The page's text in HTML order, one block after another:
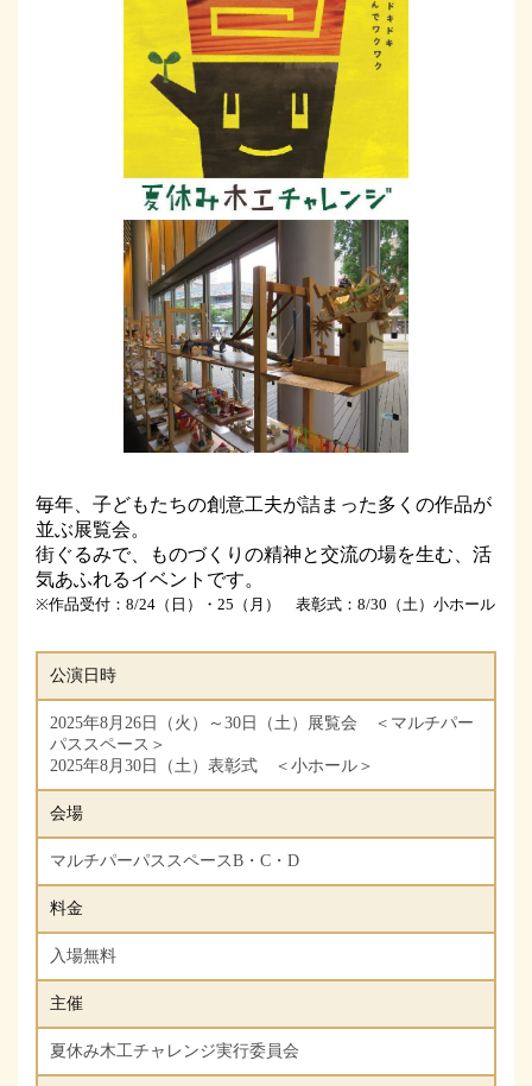
毎年、子どもたちの創意工夫が詰まった多くの作品が
並ぶ展覧会。
街ぐるみで、ものづくりの精神と交流の場を生む、活
気あふれるイベントです。
※作品受付：8/24（日）・25（月） 表彰式：8/30（土）小ホール
公演日時
2025年8月26日（火）～30日（土）展覧会 ＜マルチパー
パススペース＞
2025年8月30日（土）表彰式 ＜小ホール＞
会場
マルチパーパススペースB・C・D
料金
入場無料
主催
夏休み木工チャレンジ実行委員会